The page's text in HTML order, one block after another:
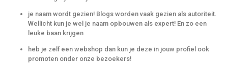
je naam wordt gezien! Blogs worden vaak gezien als autoriteit.
Wellicht kun je wel je naam opbouwen als expert! En zo een
leuke baan krijgen
heb je zelf een webshop dan kun je deze in jouw profiel ook
promoten onder onze bezoekers!